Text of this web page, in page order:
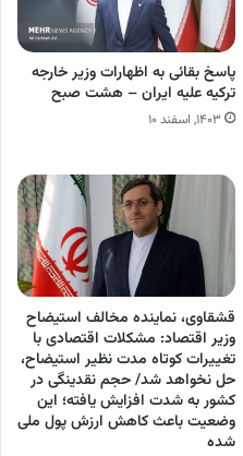
پاسخ بقائی به اظهارات وزیر خارجه
ترکیه علیه ایران – هشت صبح
۱۴۰۳, اسفند ۱۰
قشقاوی، نماینده مخالف استیضاح
وزیر اقتصاد: مشکلات اقتصادی با
تغییرات کوتاه‌ مدت نظیر استیضاح،
حل نخواهد شد/ حجم نقدینگی در
کشور به شدت افزایش یافته؛ این
وضعیت باعث کاهش ارزش پول ملی
شده